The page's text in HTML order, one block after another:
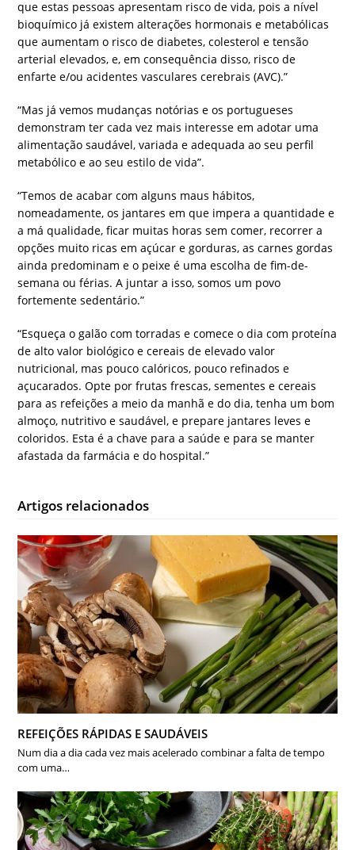
que estas pessoas apresentam risco de vida, pois a nível
bioquímico já existem alterações hormonais e metabólicas
que aumentam o risco de diabetes, colesterol e tensão
arterial elevados, e, em consequência disso, risco de
enfarte e/ou acidentes vasculares cerebrais (AVC).”
“Mas já vemos mudanças notórias e os portugueses
demonstram ter cada vez mais interesse em adotar uma
alimentação saudável, variada e adequada ao seu perfil
metabólico e ao seu estilo de vida”.
“Temos de acabar com alguns maus hábitos,
nomeadamente, os jantares em que impera a quantidade e
a má qualidade, ficar muitas horas sem comer, recorrer a
opções muito ricas em açúcar e gorduras, as carnes gordas
ainda predominam e o peixe é uma escolha de fim-de-
semana ou férias. A juntar a isso, somos um povo
fortemente sedentário.”
“Esqueça o galão com torradas e comece o dia com proteína
de alto valor biológico e cereais de elevado valor
nutricional, mas pouco calóricos, pouco refinados e
açucarados. Opte por frutas frescas, sementes e cereais
para as refeições a meio da manhã e do dia, tenha um bom
almoço, nutritivo e saudável, e prepare jantares leves e
coloridos. Esta é a chave para a saúde e para se manter
afastada da farmácia e do hospital.”
Artigos relacionados
REFEIÇÕES RÁPIDAS E SAUDÁVEIS
Num dia a dia cada vez mais acelerado combinar a falta de tempo
com uma…